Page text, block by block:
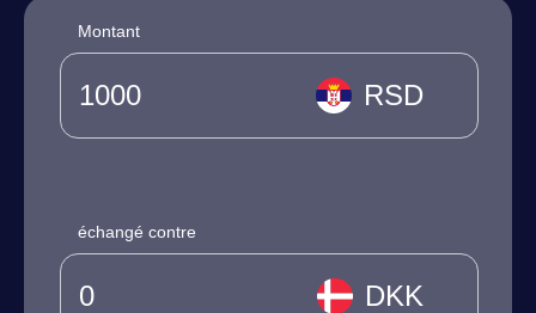
Montant
RSD
échangé contre
DKK